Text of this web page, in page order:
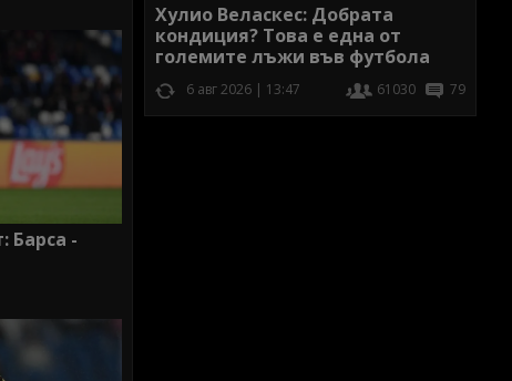
Барса -
Хулио Веласкес: Добрата
кондиция? Това е една от
големите лъжи във футбола
6 авг 2026 | 13:47 61030 79